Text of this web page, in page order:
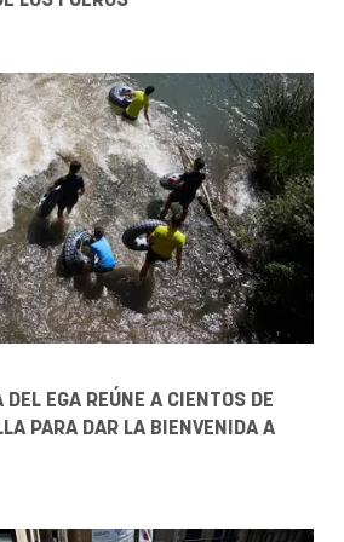
EGA REÚNE A CIENTOS DE
PARA DAR LA BIENVENIDA A